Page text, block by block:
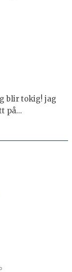
blir tokig! jag
på...